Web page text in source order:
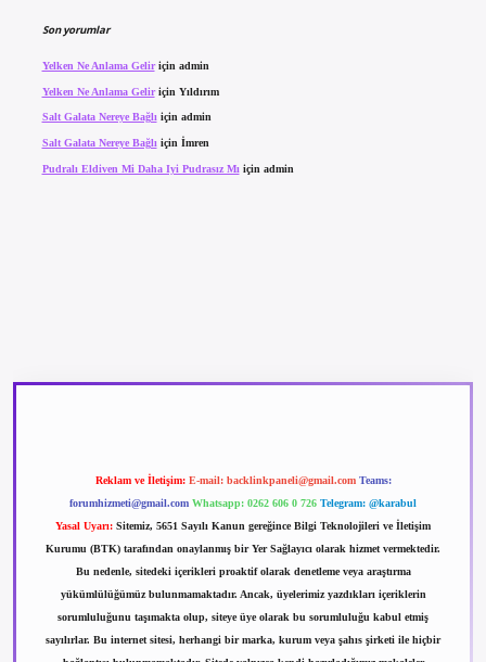
Son yorumlar
Yelken Ne Anlama Geliriçin admin
Yelken Ne Anlama Geliriçin Yıldırım
Salt Galata Nereye Bağlıiçin admin
Salt Galata Nereye Bağlı için İmren
Pudralı Eldiven Mi Daha Iyi Pudrasız Mı için admin
Reklam ve İletişim: E-mail: backlinkpaneli@gmail.com Teams:
forumhizmeti@gmail.com Whatsapp: 0262 606 0 726 Telegram: @karabul
Yasal Uyarı: Sitemiz, 5651 Sayılı Kanun gereğince Bilgi Teknolojileri ve İletişim
Kurumu (BTK) tarafından onaylanmış bir Yer Sağlayıcı olarak hizmet vermektedir.
Bu nedenle, sitedeki içerikleri proaktif olarak denetleme veya araştırma
yükümlülüğümüz bulunmamaktadır. Ancak, üyelerimiz yazdıkları içeriklerin
sorumluluğunu taşımakta olup, siteye üye olarak bu sorumluluğu kabul etmiş
sayılırlar. Bu internet sitesi, herhangi bir marka, kurum veya şahıs şirketi ile hiçbir